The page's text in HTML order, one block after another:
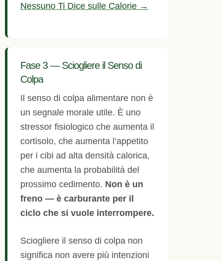
Nessuno Ti Dice sulle Calorie →
Fase 3 — Sciogliere il Senso di
Colpa
Il senso di colpa alimentare non è
un segnale morale utile. È uno
stressor fisiologico che aumenta il
cortisolo, che aumenta l’appetito
per i cibi ad alta densità calorica,
che aumenta la probabilità del
prossimo cedimento. Non è un
freno — è carburante per il
ciclo che si vuole interrompere.
Sciogliere il senso di colpa non
significa non avere più intenzioni